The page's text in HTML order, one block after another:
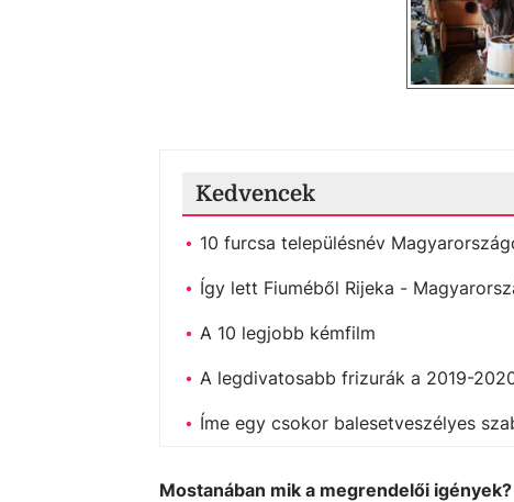
Kedvencek
10 furcsa településnév
Így lett Fiuméből Rijeka -
A 10 legjobb kémfilm
A legdivatosabb frizurák a 2019-
Íme egy csokor balesetveszélyes
Mostanában mik a megrendelői igények?